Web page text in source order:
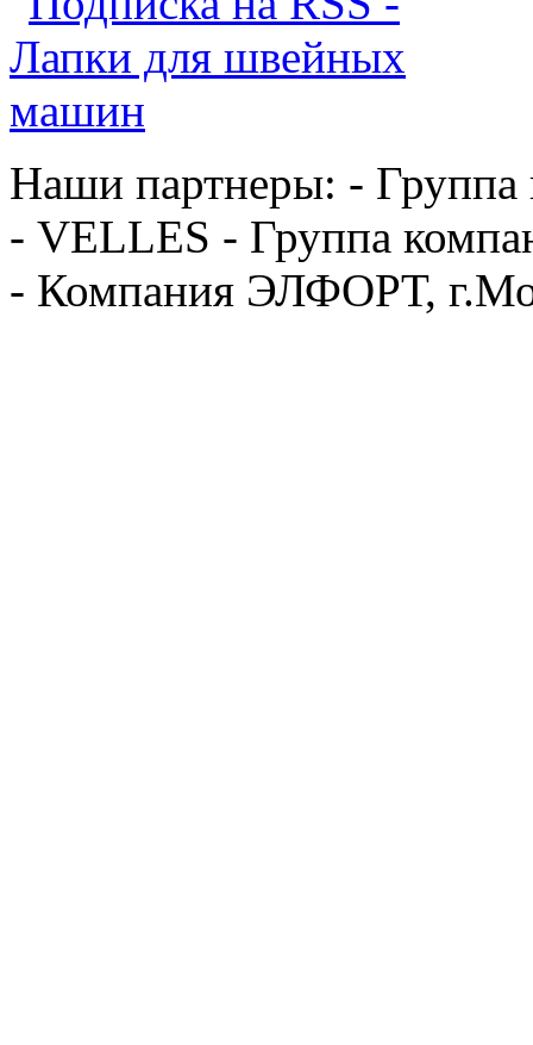
Наши партнеры: -
- VELLES - Группа
- Компания ЭЛФОРТ,